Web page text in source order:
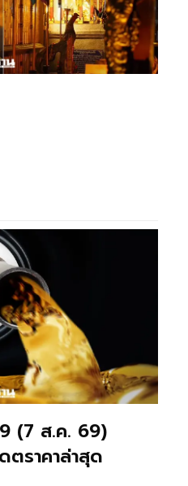
(7 ส.ค. 69)
ตราคาล่าสุด